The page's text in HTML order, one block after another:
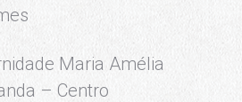
Maria Amélia
– Centro